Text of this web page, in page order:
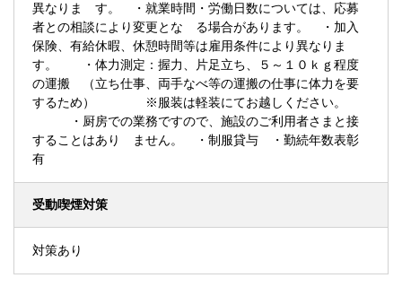
異なりま す。 ・就業時間・労働日数については、応募
者との相談により変更とな る場合があります。 ・加入
保険、有給休暇、休憩時間等は雇用条件により異なりま
す。 ・体力測定：握力、片足立ち、５～１０ｋｇ程度
の運搬 （立ち仕事、両手なべ等の運搬の仕事に体力を要
するため） ※服装は軽装にてお越しください。
・厨房での業務ですので、施設のご利用者さまと接
することはあり ません。 ・制服貸与 ・勤続年数表彰
有
受動喫煙対策
対策あり